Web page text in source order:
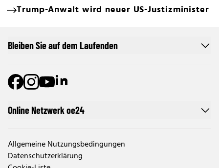
Trump-Anwalt wird neuer US-Justizminister
Online Netzwerk oe24
Allgemeine Nutzungsbedingungen
Datenschutzerklärung
Bleiben Sie auf dem Laufenden